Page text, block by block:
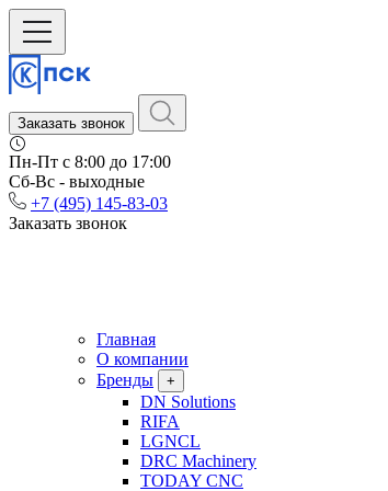
Заказать звонок
Пн-Пт c 8:00 до 17:00
Сб-Вс - выходные
+7 (495) 145-83-03
Заказать звонок
Главная
О компании
Бренды
+
DN Solutions
RIFA
LGNCL
DRC Machinery
TODAY CNC